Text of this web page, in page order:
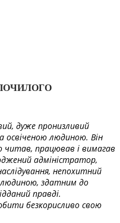
дуже пронизливий
освіченою людиною. Він
читав, працював і вимагав
адміністратор,
непохитний
здатним до
правді.
безкорисливо свою